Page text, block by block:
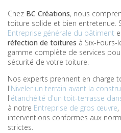
Chez BC Créations, nous
toiture solide et bien entretenue.
Entreprise générale du bâtiment
réfection de toitures à Six-Fours-
gamme complète de services
sécurité de votre toiture.
Nos experts prennent en charge
l'Niveler un terrain avant la
l'étanchéité d'un toit-terrasse
à notre Entreprise de gros œuvre
interventions conformes aux
strictes.